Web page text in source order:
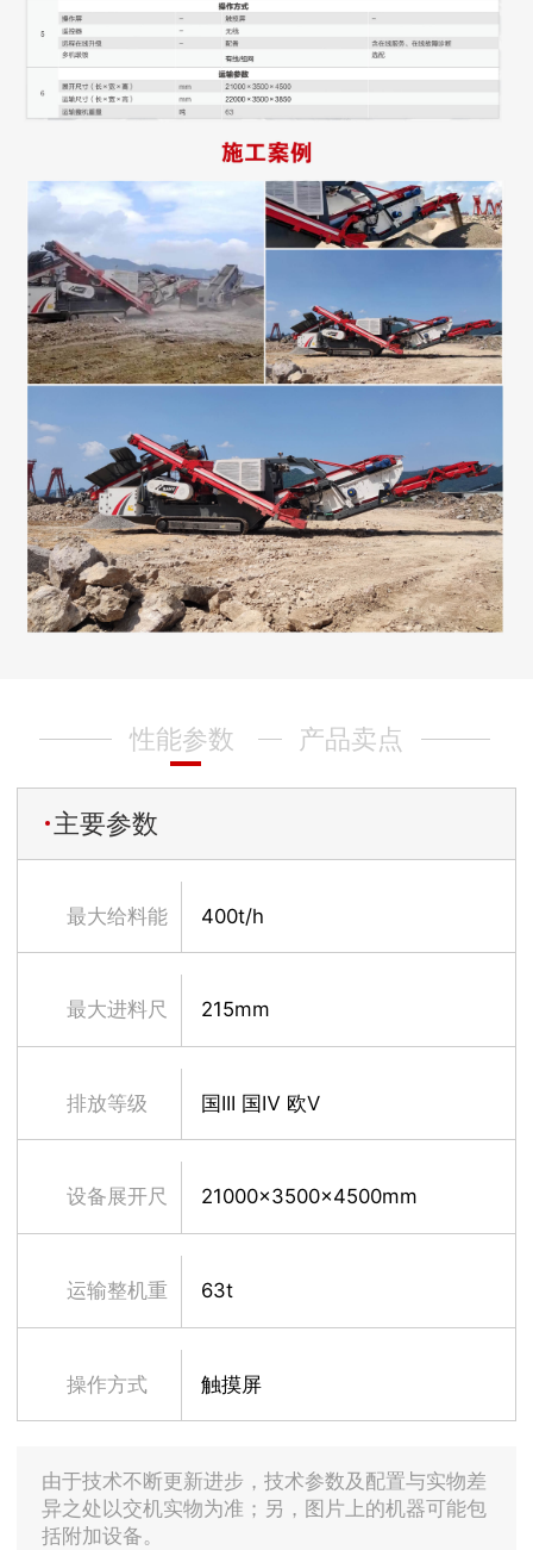
性能参数 产品卖点
主要参数
最大给料能 400t/h
最大进料尺 215mm
排放等级 国III 国Ⅳ 欧V
设备展开尺 21000x3500x4500mm
运输整机重 63t
操作方式 触摸屏
由于技术不断更新进步，技术参数及配置与实物差
异之处以交机实物为准；另，图片上的机器可能包
括附加设备。